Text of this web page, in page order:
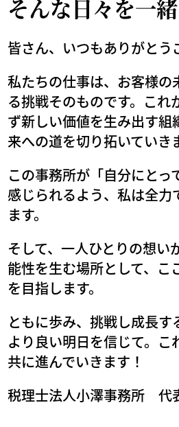
そんな日々を一緒
皆さん、いつもありがとう
私たちの仕事は、お客様の
る挑戦そのものです。これ
ず新しい価値を生み出す組
来への道を切り拓いていき
この事務所が「自分にとっ
感じられるよう、私は全力
ます。
そして、一人ひとりの想い
能性を生む場所として、こ
を目指します。
ともに歩み、挑戦し成⾧す
より良い明日を信じて。こ
共に進んでいきます！
税理士法人小澤事務所